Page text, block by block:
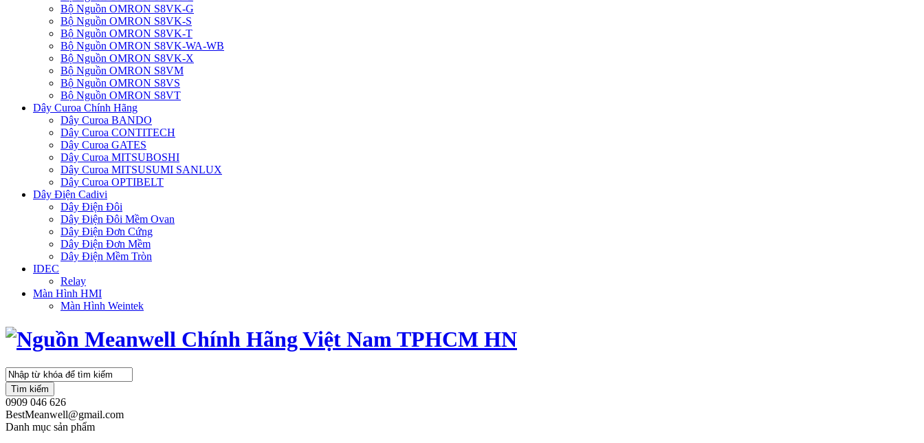
Bộ Nguồn OMRON S8VK-G
Bộ Nguồn OMRON S8VK-S
Bộ Nguồn OMRON S8VK-T
Bộ Nguồn OMRON S8VK-WA-WB
Bộ Nguồn OMRON S8VK-X
Bộ Nguồn OMRON S8VM
Bộ Nguồn OMRON S8VS
Bộ Nguồn OMRON S8VT
Dây Curoa Chính Hãng
Dây Curoa BANDO
Dây Curoa CONTITECH
Dây Curoa GATES
Dây Curoa MITSUBOSHI
Dây Curoa MITSUSUMI SANLUX
Dây Curoa OPTIBELT
Dây Điện Cadivi
Dây Điện Đôi
Dây Điện Đôi Mềm Ovan
Dây Điện Đơn Cứng
Dây Điện Đơn Mềm
Dây Điện Mềm Tròn
IDEC
Relay
Màn Hình HMI
Màn Hình Weintek
Tìm kiếm
0909 046 626
BestMeanwell@gmail.com
Danh mục sản phẩm